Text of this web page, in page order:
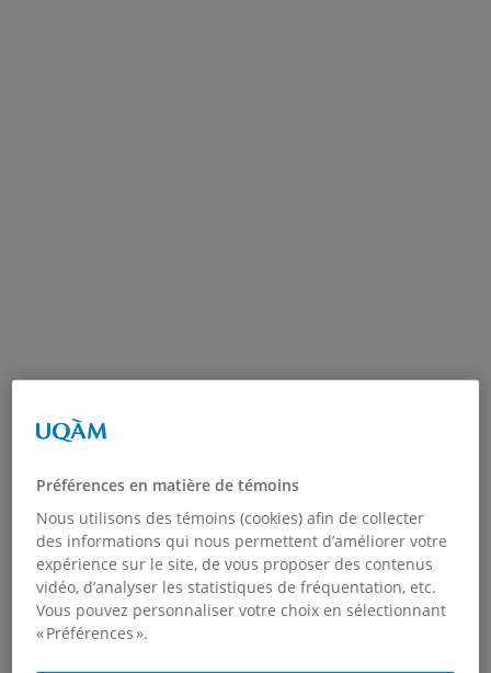
Préférences en matière de témoins
Nous utilisons des témoins (cookies) afin de collecter
des informations qui nous permettent d’améliorer votre
expérience sur le site, de vous proposer des contenus
vidéo, d’analyser les statistiques de fréquentation, etc.
Vous pouvez personnaliser votre choix en sélectionnant
« Préférences ».